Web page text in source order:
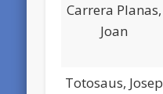
Carrera Planas,
Joan
Totosaus, Josep